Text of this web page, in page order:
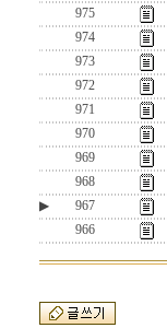
975
974
973
972
971
970
969
968
▶
967
966